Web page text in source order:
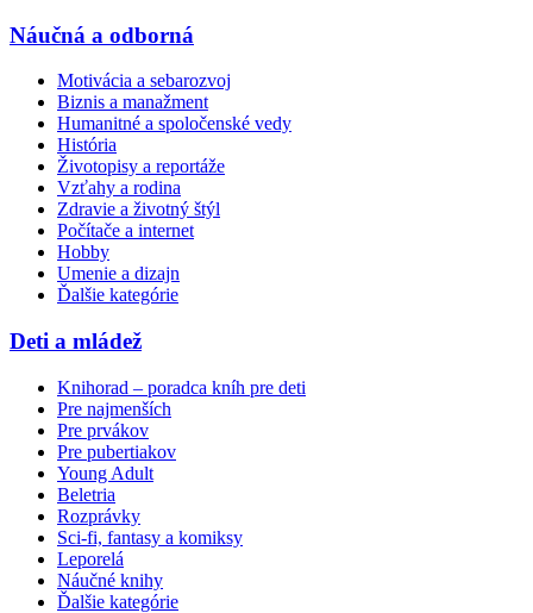
Náučná a odborná
Motivácia a sebarozvoj
Biznis a manažment
Humanitné a spoločenské vedy
História
Životopisy a reportáže
Vzťahy a rodina
Zdravie a životný štýl
Počítače a internet
Hobby
Umenie a dizajn
Ďalšie kategórie
Deti a mládež
Knihorad – poradca kníh pre deti
Pre najmenších
Pre prvákov
Pre pubertiakov
Young Adult
Beletria
Rozprávky
Sci-fi, fantasy a komiksy
Leporelá
Náučné knihy
Ďalšie kategórie